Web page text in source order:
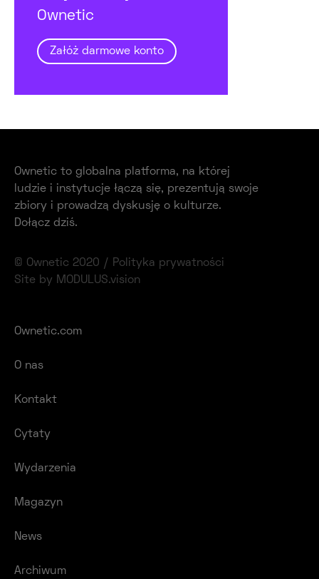
Ownetic
Załóż darmowe konto
Ownetic to globalna platforma, na której
ludzie i instytucje łączą się, prezentują swoje
zbiory i prowadzą dyskusję o kulturze.
Dołącz dziś.
© Ownetic 2020 /
Polityka prywatności
Site by MODULUS.vision
Ownetic.com
O nas
Kontakt
Cytaty
Wydarzenia
Magazyn
News
Archiwum